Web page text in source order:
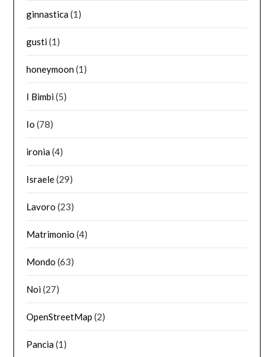
ginnastica(1)
gusti(1)
honeymoon(1)
I Bimbi(5)
Io (78)
ironia(4)
Israele(29)
Lavoro (23)
Matrimonio (4)
Mondo (63)
Noi(27)
OpenStreetMap (2)
Pancia(1)